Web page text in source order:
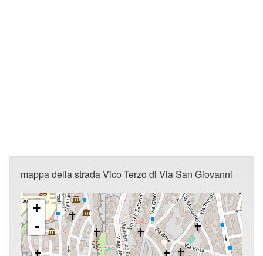
mappa della strada Vico Terzo di Via San Giovanni
+
-